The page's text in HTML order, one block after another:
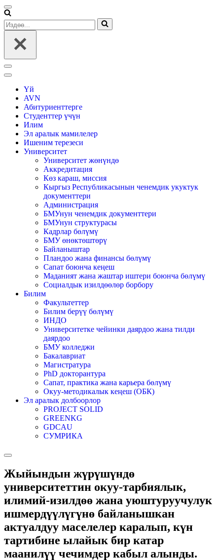
Навигация
менюсу
Издөө...
Навигация
менюсу
Үй
AVN
Абитуриенттерге
Студенттер үчүн
Илим
Эл аралык мамилелер
Ишеним терезеси
Университет
Университет жөнүндө
Аккредитация
Көз караш, миссия
Кыргыз Республикасынын ченемдик укуктук
документтери
Администрация
БМУнун ченемдик документтери
БМУнун структурасы
Кадрлар бөлүмү
БМУ өнөктөштөрү
Байланыштар
Пландоо жана финансы бөлүмү
Сапат боюнча кеңеш
Маданият жана жаштар иштери боюнча бөлүмү
Социалдык изилдөөлөр борбору
Билим
Факультеттер
Билим берүү бөлүмү
ИНДО
Университетке чейинки даярдоо жана тилди
даярдоо
БМУ колледжи
Бакалавриат
Магистратура
PhD докторантура
Сапат, практика жана карьера бөлүмү
Окуу-методикалык кеңеш (ОБК)
Эл аралык долбоорлор
PROJECT SOLID
GREENKG
GDCAU
СУМРИКА
Жыйындын жүрүшүндө
университеттин окуу-тарбиялык,
илимий-изилдөө жана уюштуруучулук
ишмердүүлүгүнө байланышкан
актуалдуу маселелер каралып, күн
тартибине ылайык бир катар
маанилүү чечимдер кабыл алынды.